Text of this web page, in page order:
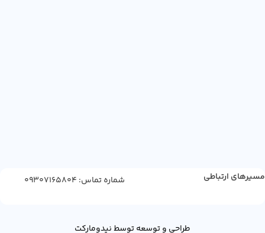
مسیرهای ارتباطی شماره تماس: 09307165804
طراحی و توسعه توسط نیدومارکت